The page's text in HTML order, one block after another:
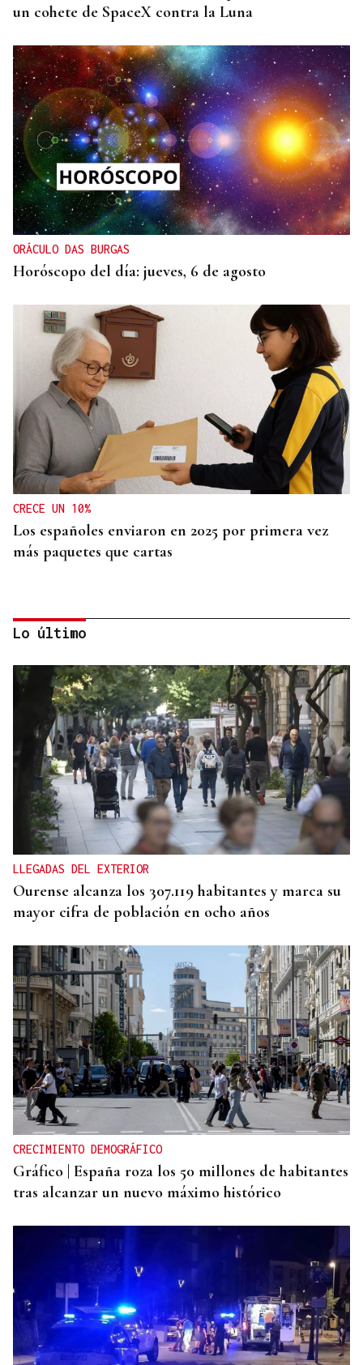
un cohete de SpaceX contra la Luna
ORÁCULO DAS BURGAS
Horóscopo del día: jueves, 6 de agosto
CRECE UN 10%
Los españoles enviaron en 2025 por primera vez
más paquetes que cartas
MEDICINA FÍSICA Y REHABILITACIÓN
Lucía Ros Dopico, médico especialista: “Mi sueño
es cambiar el paradigma de la discapacidad
infantil”
Lo último
LLEGADAS DEL EXTERIOR
Ourense alcanza los 307.119 habitantes y marca su
mayor cifra de población en ocho años
CRECIMIENTO DEMOGRÁFICO
Gráfico | España roza los 50 millones de habitantes
tras alcanzar un nuevo máximo histórico